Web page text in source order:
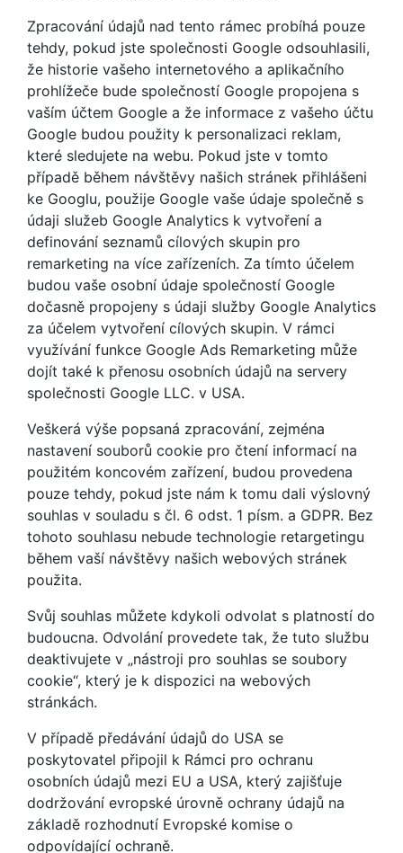
Zpracování údajů nad tento rámec probíhá pouze
tehdy, pokud jste společnosti Google odsouhlasili,
že historie vašeho internetového a aplikačního
prohlížeče bude společností Google propojena s
vaším účtem Google a že informace z vašeho účtu
Google budou použity k personalizaci reklam,
které sledujete na webu. Pokud jste v tomto
případě během návštěvy našich stránek přihlášeni
ke Googlu, použije Google vaše údaje společně s
údaji služeb Google Analytics k vytvoření a
definování seznamů cílových skupin pro
remarketing na více zařízeních. Za tímto účelem
budou vaše osobní údaje společností Google
dočasně propojeny s údaji služby Google Analytics
za účelem vytvoření cílových skupin. V rámci
využívání funkce Google Ads Remarketing může
dojít také k přenosu osobních údajů na servery
společnosti Google LLC. v USA.
Veškerá výše popsaná zpracování, zejména
nastavení souborů cookie pro čtení informací na
použitém koncovém zařízení, budou provedena
pouze tehdy, pokud jste nám k tomu dali výslovný
souhlas v souladu s čl. 6 odst. 1 písm. a GDPR. Bez
tohoto souhlasu nebude technologie retargetingu
během vaší návštěvy našich webových stránek
použita.
Svůj souhlas můžete kdykoli odvolat s platností do
budoucna. Odvolání provedete tak, že tuto službu
deaktivujete v „nástroji pro souhlas se soubory
cookie“, který je k dispozici na webových
stránkách.
V případě předávání údajů do USA se
poskytovatel připojil k Rámci pro ochranu
osobních údajů mezi EU a USA, který zajišťuje
dodržování evropské úrovně ochrany údajů na
základě rozhodnutí Evropské komise o
odpovídající ochraně.